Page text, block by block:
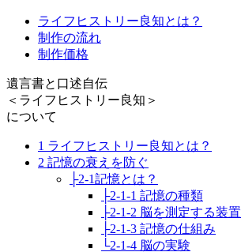
ライフヒストリー良知とは？
制作の流れ
制作価格
遺言書と口述自伝
＜ライフヒストリー良知＞
について
1 ライフヒストリー良知とは？
2 記憶の衰えを防ぐ
├2-1記憶とは？
├2-1-1 記憶の種類
├2-1-2 脳を測定する装置
├2-1-3 記憶の仕組み
└2-1-4 脳の実験